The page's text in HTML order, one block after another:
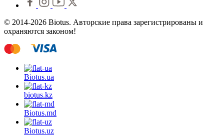
© 2014-2026 Biotus. Авторские права зарегистрированы и
охраняются законом!
Biotus.ua
biotus.kz
Biotus.md
Biotus.uz